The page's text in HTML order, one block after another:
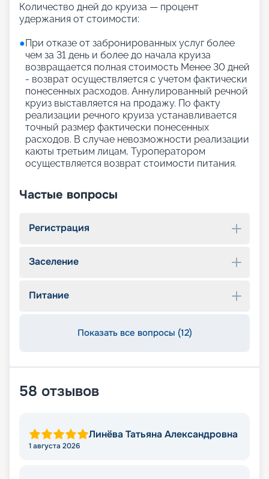
Количество дней до круиза — процент
удержания от стоимости:
●При отказе от забронированных услуг более
чем за 31 день и более до начала круиза
возвращается полная стоимость Менее 30 дней
- возврат осуществляется с учетом фактически
понесенных расходов. Аннулированный речной
круиз выставляется на продажу. По факту
реализации речного круиза устанавливается
точный размер фактически понесенных
расходов. В случае невозможности реализации
каюты третьим лицам, Туроператором
осуществляется возврат стоимости питания.
Частые вопросы
Регистрация
Заселение
Питание
Показать все вопросы (12)
58 отзывов
Линёва Татьяна Александровна
1 августа 2026